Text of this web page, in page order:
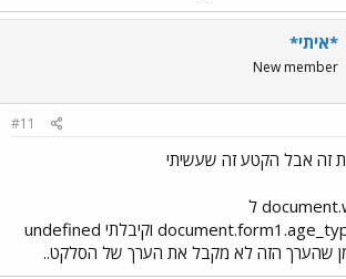
*איתי*
New member
#11
זה אבל הקטע זה שעשיתי
גם document.write ל
document.form1.age_type.value וקיבלתי undefined
שהערך הזה לא מקבל את הערך של הסלקט..